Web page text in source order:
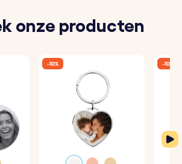
onze producten
-10% -10%